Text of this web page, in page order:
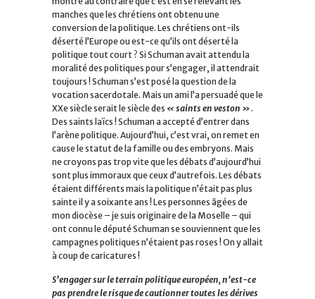
manches que les chrétiens ont obtenu une
conversion de la politique. Les chrétiens ont-ils
déserté l’Europe ou est-ce qu’ils ont déserté la
politique tout court ? Si Schuman avait attendu la
moralité des politiques pour s’engager, il attendrait
toujours ! Schuman s’est posé la question de la
vocation sacerdotale. Mais un ami l’a persuadé que le
XXe siècle serait le siècle des « saints en veston ».
Des saints laïcs ! Schuman a accepté d’entrer dans
l’arène politique. Aujourd’hui, c’est vrai, on remet en
cause le statut de la famille ou des embryons. Mais
ne croyons pas trop vite que les débats d’aujourd’hui
sont plus immoraux que ceux d’autrefois. Les débats
étaient différents mais la politique n’était pas plus
sainte il y a soixante ans ! Les personnes âgées de
mon diocèse – je suis originaire de la Moselle – qui
ont connu le député Schuman se souviennent que les
campagnes politiques n’étaient pas roses ! On y allait
à coup de caricatures !
S’engager sur le terrain politique européen, n’est-ce
pas prendre le risque de cautionner toutes les dérives